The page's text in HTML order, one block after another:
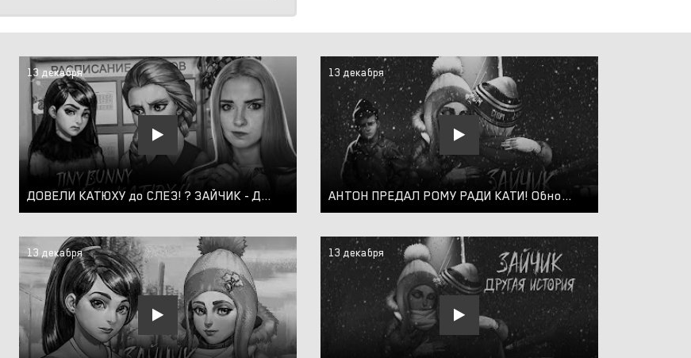
13 декабря
ДОВЕЛИ КАТЮХУ до СЛЕЗ! ? ЗАЙЧИК - ДРУГАЯ ИСТОРИЯ ► TINY BUNNY #7
13 декабря
АНТОН ПРЕДАЛ РОМУ РАДИ КАТИ! Обновление Зайчик Другая История 4 Глава - Tiny Bunny Other Story
13 декабря 13 декабря